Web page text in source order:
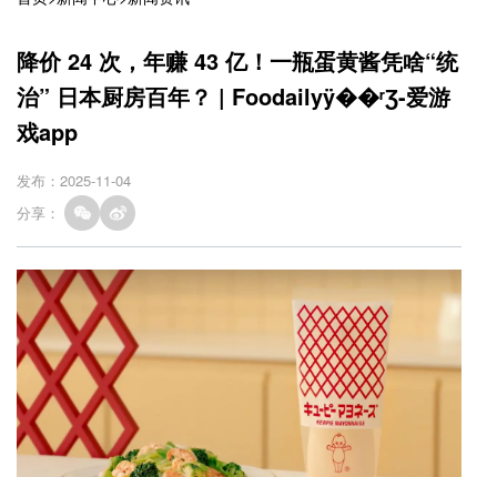
降价 24 次，年赚 43 亿！一瓶蛋黄酱凭啥“统
治” 日本厨房百年？ | Foodailyÿ��ʳƷ-爱游
戏app
发布：2025-11-04
分享：